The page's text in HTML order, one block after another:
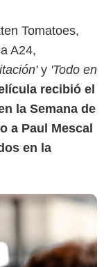
Tomatoes,
A24,
y 'Todo en
recibió el
la Semana de
a Paul Mescal
en la